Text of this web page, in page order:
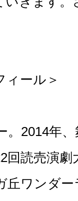
ィール＞
。2014年
回読売演
丘ワンダ